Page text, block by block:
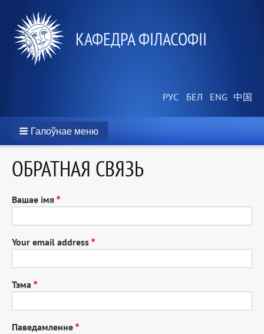
КАФЕДРА ФІЛАСОФІІ
Галоўнае меню
ОБРАТНАЯ СВЯЗЬ
Вашае імя
Your email address
Тэма
Паведамленне